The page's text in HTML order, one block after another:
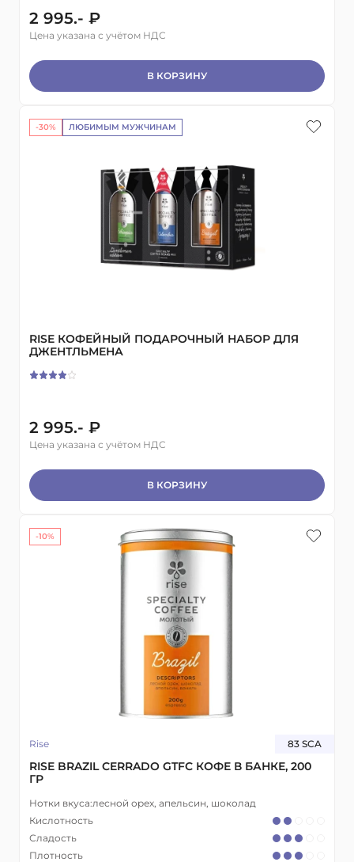
2 995.- ₽
Цена указана с учётом НДС
В КОРЗИНУ
RISE КОФЕЙНЫЙ ПОДАРОЧНЫЙ НАБОР ДЛЯ
ДЖЕНТЛЬМЕНА
-30% ЛЮБИМЫМ МУЖЧИНАМ
2 995.- ₽
Цена указана с учётом НДС
В КОРЗИНУ
Rise 83 SCA
RISE BRAZIL CERRADO GTFC КОФЕ В БАНКЕ, 200
ГР
Нотки вкуса:лесной орех, апельсин, шоколад
Кислотность
Сладость
Плотность
-10%